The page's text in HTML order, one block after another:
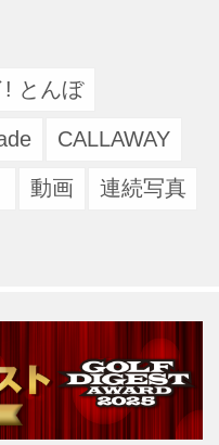
! とんぼ
CALLAWAY
動画 連続写真